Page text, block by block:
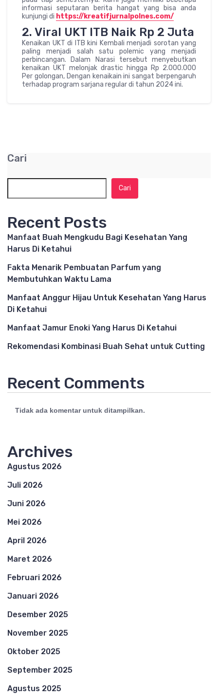
informasi seputaran berita hangat yang bisa anda
kunjungi di https://kreatifjurnalpolnes.com/
2. Viral UKT ITB Naik Rp 2 Juta
Kenaikan UKT di ITB kini Kembali menjadi sorotan yang
paling menjadi salah satu polemic yang menjadi
perbincangan. Dalam Narasi tersebut menyebutkan
kenaikan UKT melonjak drastic hingga Rp 2.000.000
Per golongan, Dengan kenaikain ini sangat berpengaruh
terhadap program sarjana regular di tahun 2024 ini.
Cari
Cari
Recent Posts
Manfaat Buah Mengkudu Bagi Kesehatan Yang
Harus Di Ketahui
Fakta Menarik Pembuatan Parfum yang
Membutuhkan Waktu Lama
Manfaat Anggur Hijau Untuk Kesehatan Yang Harus
Di Ketahui
Manfaat Jamur Enoki Yang Harus Di Ketahui
Rekomendasi Kombinasi Buah Sehat untuk Cutting
Recent Comments
Tidak ada komentar untuk ditampilkan.
Archives
Agustus 2026
Juli 2026
Juni 2026
Mei 2026
April 2026
Maret 2026
Februari 2026
Januari 2026
Desember 2025
November 2025
Oktober 2025
September 2025
Agustus 2025